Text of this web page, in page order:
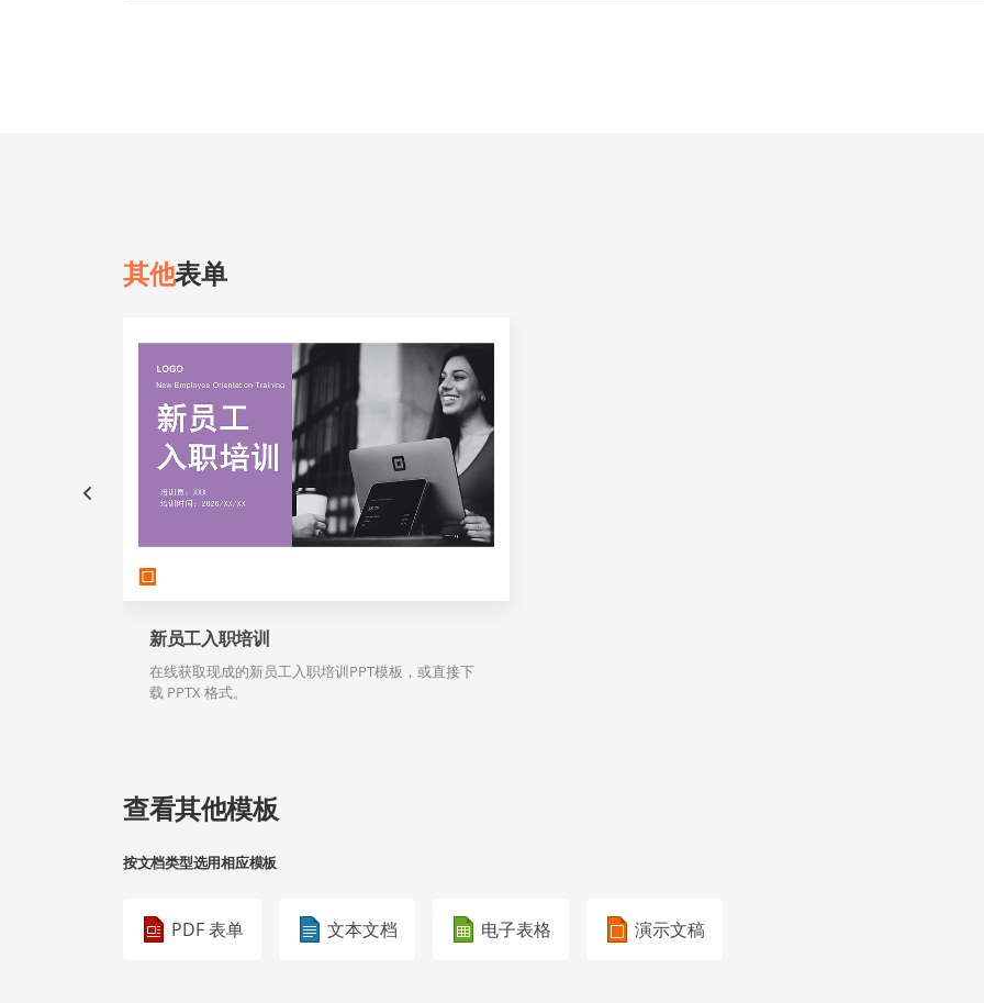
其他表单
新员工入职培训
在线获取现成的新员工入职培训PPT模板，或直接下
载 PPTX 格式。
查看其他模板
按文档类型选用相应模板
PDF 表单 文本文档 电子表格 演示文稿